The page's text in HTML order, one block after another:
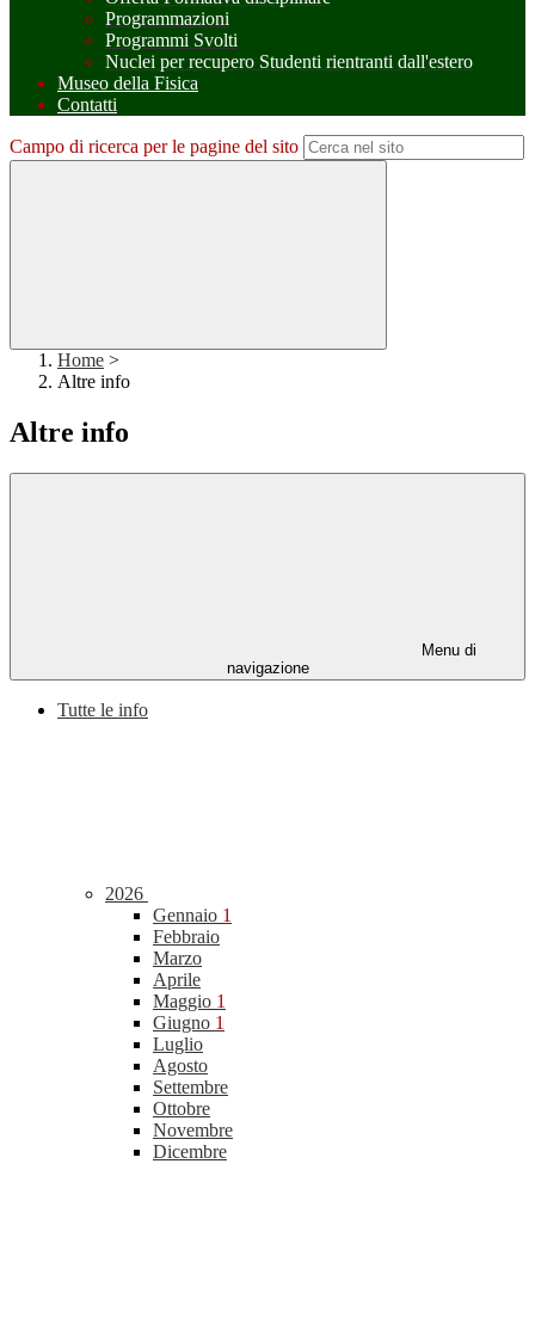
Programmazioni
Programmi Svolti
Nuclei per recupero Studenti rientranti dall'estero
Museo della Fisica
Contatti
Campo di ricerca per le pagine del sito
Home >
Altre info
Altre info
Menu di
navigazione
Tutte le info
2026
Gennaio 1
Febbraio
Marzo
Aprile
Maggio 1
Giugno 1
Luglio
Agosto
Settembre
Ottobre
Novembre
Dicembre